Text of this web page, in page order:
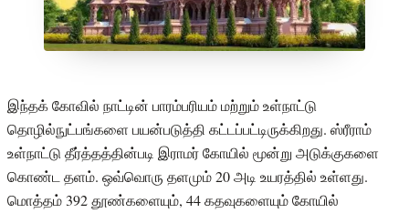
இந்தக் கோவில் நாட்டின் பாரம்பரியம் மற்றும் உள்நாட்டு
தொழில்நுட்பங்களை பயன்படுத்தி கட்டப்பட்டிருக்கிறது. ஸ்ரீராம்
உள்நாட்டு தீர்த்தத்தின்படி இராமர் கோயில் மூன்று அடுக்குகளை
கொண்ட தளம். ஒவ்வொரு தளமும் 20 அடி உயரத்தில் உள்ளது.
மொத்தம் 392 தூண்களையும், 44 கதவுகளையும் கோயில்